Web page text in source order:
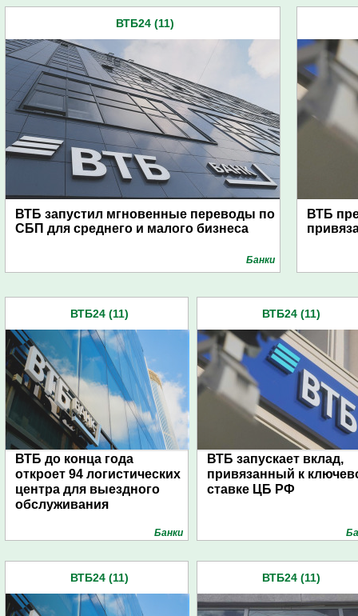
ВТБ24 (11)
ВТБ запустил мгновенные переводы по
СБП для среднего и малого бизнеса
Банки
ВТБ
ВТБ24 (11)
ВТБ до конца года
откроет 94 логистических
центра для выездного
обслуживания
Банки
ВТБ24 (11)
ВТБ запускает вклад,
привязанный к
ставке ЦБ РФ
ВТБ24 (11) ВТБ24 (11)